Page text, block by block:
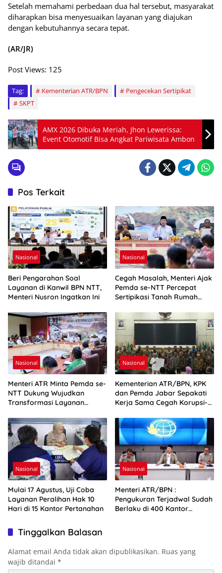
Setelah memahami perbedaan dua hal tersebut, masyarakat
diharapkan bisa menyesuaikan layanan yang diajukan
dengan kebutuhannya secara tepat.
(AR/JR)
Post Views: 125
Tag: Kementerian ATR/BPN
Pengecekan Sertipikat
SKPT
AMX 2026 Dibuka Meriah, Jhon Lewerissa:
Event Otomotif Bisa Angkat Pariwisata Ambon
Pos Terkait
Nasional
Beri Pengarahan Soal
Layanan di Kanwil BPN NTT,
Menteri Nusron Ingatkan Ini
Nasional
Cegah Masalah, Menteri Ajak
Pemda se-NTT Percepat
Sertipikasi Tanah Rumah
Nasional
Menteri ATR Minta Pemda se-
NTT Dukung Wujudkan
Transformasi Layanan
Nasional
Kementerian ATR/BPN, KPK
dan Pemda Jabar Sepakati
Kerja Sama Cegah Korupsi-
Nasional
Mulai 17 Agustus, Uji Coba
Layanan Peralihan Hak 10
Hari di 15 Kantor Pertanahan
Nasional
Menteri ATR/BPN :
Pengukuran Terjadwal Sudah
Berlaku di 400 Kantor
Tinggalkan Balasan
Alamat email Anda tidak akan dipublikasikan. Ruas yang
wajib ditandai *